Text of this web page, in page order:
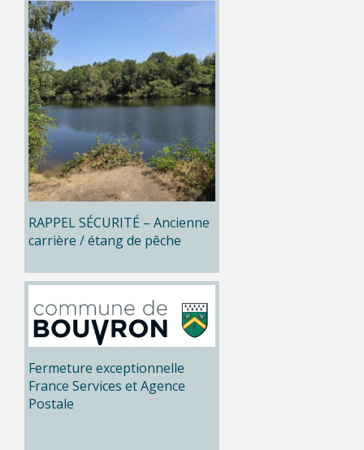
RAPPEL SÉCURITÉ – Ancienne
carrière / étang de pêche
Fermeture exceptionnelle
France Services et Agence
Postale